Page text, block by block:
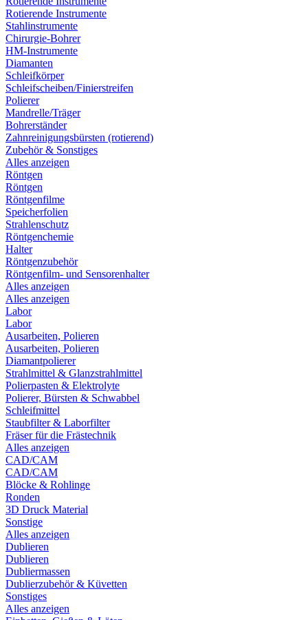
Rotierende Instrumente
Stahlinstrumente
Chirurgie-Bohrer
HM-Instrumente
Diamanten
Schleifkörper
Schleifscheiben/Finierstreifen
Polierer
Mandrelle/Träger
Bohrerständer
Zahnreinigungsbürsten (rotierend)
Zubehör & Sonstiges
Alles anzeigen
Röntgen
Röntgen
Röntgenfilme
Speicherfolien
Strahlenschutz
Röntgenchemie
Halter
Röntgenzubehör
Röntgenfilm- und Sensorenhalter
Alles anzeigen
Alles anzeigen
Labor
Labor
Ausarbeiten, Polieren
Ausarbeiten, Polieren
Diamantpolierer
Strahlmittel & Glanzstrahlmittel
Polierpasten & Elektrolyte
Polierer, Bürsten & Schwabbel
Schleifmittel
Staubfilter & Laborfilter
Fräser für die Frästechnik
Alles anzeigen
CAD/CAM
CAD/CAM
Blöcke & Rohlinge
Ronden
3D Druck Material
Sonstige
Alles anzeigen
Dublieren
Dublieren
Dubliermassen
Dublierzubehör & Küvetten
Sonstiges
Alles anzeigen